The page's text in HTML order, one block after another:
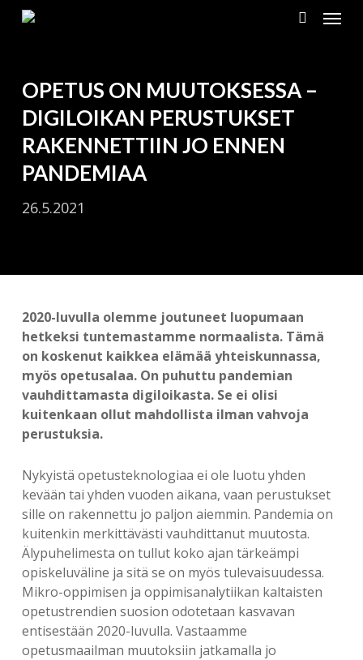
Skip
Menu
OPETUS ON MUUTOKSESSA –
DIGILOIKAN PERUSTUKSET
RAKENNETTIIN JO ENNEN
PANDEMIAA
26.5.2021
2020-luvulla olemme joutuneet luopumaan
hetkeksi tuntemastamme normaalista. Tämä
on koskenut kaikkea elämää yhteiskunnassa,
myös opetusalaa. On puhuttu pandemian
vauhdittamasta digiloikasta. Se ei olisi
kuitenkaan ollut mahdollista ilman vahvoja
perustuksia.
Nykyistä opetusteknologiaa ei ole luotu yhden
kevään tai yhden vuoden aikana, vaan perustukset
sille on rakennettu jo paljon aiemmin. Pandemia on
kuitenkin merkittävästi vauhdittanut muutosta.
Älypuhelimesta on tullut koko ajan tärkeämpi
opiskeluväline ja sitä se on myös tulevaisuudessa.
Mikro-oppimisen ja oppimisanalytiikan kaltaisten
opetustrendien suosion odotetaan kasvavan
entisestään 2020-luvulla. Vastaamme
opetusmaailman muutoksiin jatkamalla jo